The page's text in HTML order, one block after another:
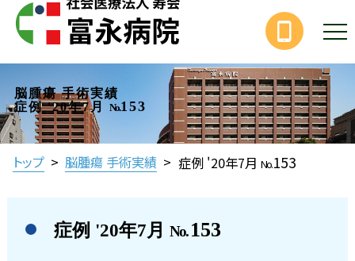
脳腫瘍 手術実績
症例 '20年7月
No.153
トップ > 脳腫瘍 手術実績 > 症例 '20年7月 No.153
症例 '20年7月 No.153